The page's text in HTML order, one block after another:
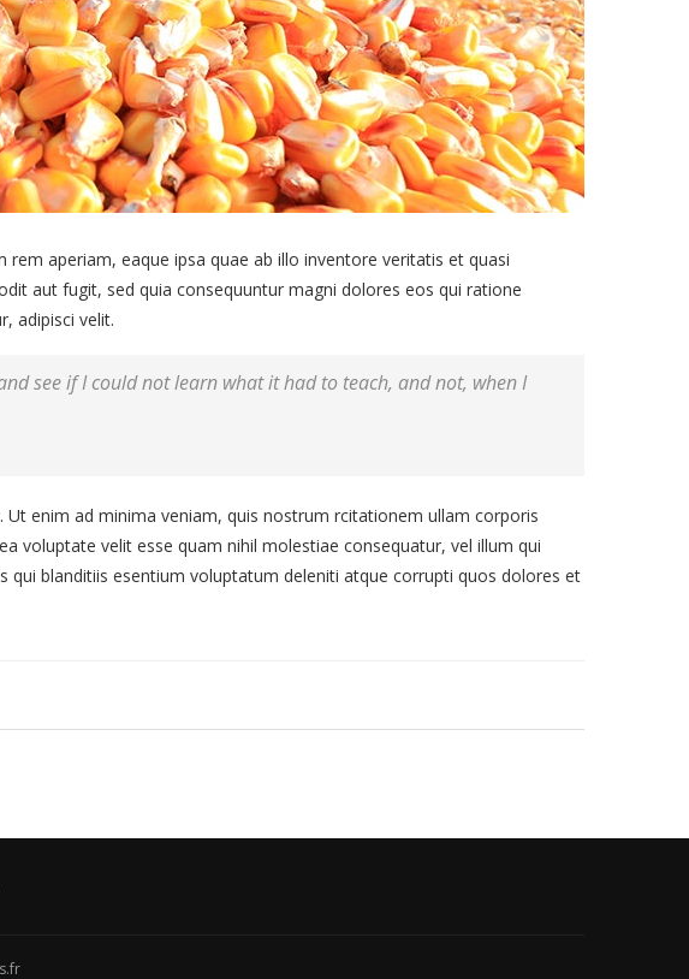
aperiam, eaque ipsa quae ab illo inventore veritatis et quasi
aut fugit, sed quia consequuntur magni dolores eos qui ratione
adipisci velit.
see if I could not learn what it had to teach, and not, when I
enim ad minima veniam, quis nostrum rcitationem ullam corporis
voluptate velit esse quam nihil molestiae consequatur, vel illum qui
blanditiis esentium voluptatum deleniti atque corrupti quos dolores et